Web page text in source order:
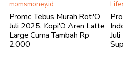
momsmoney.id
Promo Tebus Murah Roti'O
Juli 2025, Kopi'O Aren Latte
Large Cuma Tambah Rp
2.000